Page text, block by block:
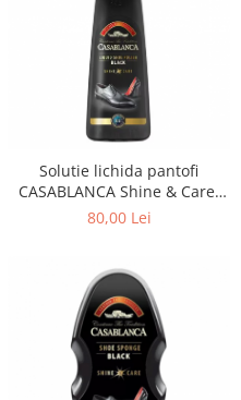
Solutie lichida pantofi
CASABLANCA Shine & Care,
negru, 75 ml
80,00 Lei